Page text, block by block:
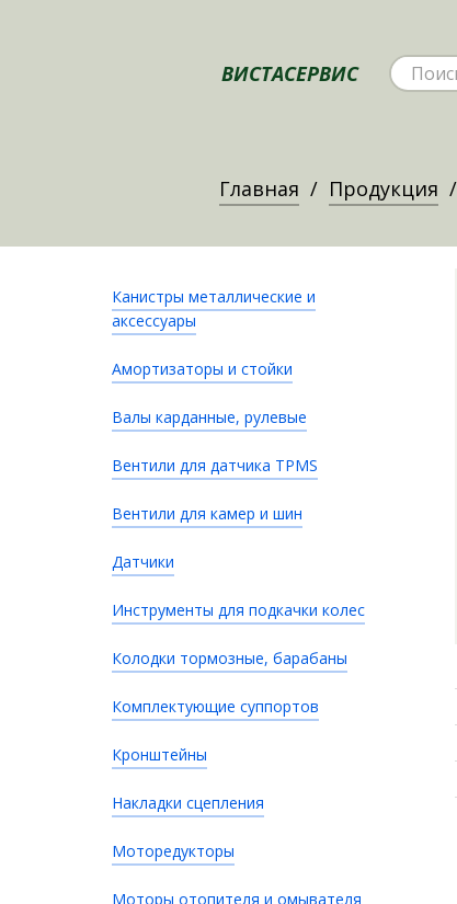
ВИСТАСЕРВИС
Главная Продукция
Канистры металлические и
аксессуары
Амортизаторы и стойки
Валы карданные, рулевые
Вентили для датчика TPMS
Вентили для камер и шин
Датчики
Инструменты для подкачки колес
Колодки тормозные, барабаны
Комплектующие суппортов
Кронштейны
Накладки сцепления
Моторедукторы
Моторы отопителя и омывателя